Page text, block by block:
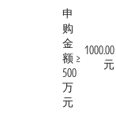
申
购
金
额 ≥
500
万
元
1000.00
元